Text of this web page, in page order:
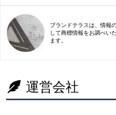
ブランドテラスは、情報
して商標情報をお調べい
ます。
運営会社